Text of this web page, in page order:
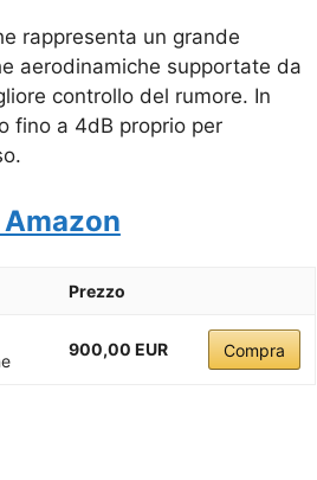
rappresenta un grande
aerodinamiche supportate da
controllo del rumore. In
fino a 4dB proprio per
Prezzo
900,00 EUR Compra